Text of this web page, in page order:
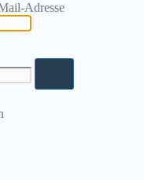
Adresse